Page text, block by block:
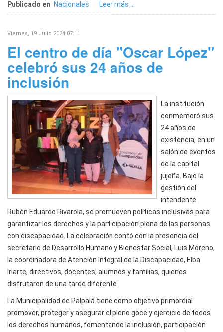
Publicado en Nacionales Leer más ...
Viernes, 19 Julio 2024 07:11
El centro de día "Oscar López"
celebró sus 24 años de
inclusión
La institución
conmemoró sus
24 años de
existencia, en un
salón de eventos
de la capital
jujeña. Bajo la
gestión del
intendente
Rubén Eduardo Rivarola, se promueven políticas inclusivas para
garantizar los derechos y la participación plena de las personas
con discapacidad. La celebración contó con la presencia del
secretario de Desarrollo Humano y Bienestar Social, Luis Moreno,
la coordinadora de Atención Integral de la Discapacidad, Elba
Iriarte, directivos, docentes, alumnos y familias, quienes
disfrutaron de una tarde diferente.
La Municipalidad de Palpalá tiene como objetivo primordial
promover, proteger y asegurar el pleno goce y ejercicio de todos
los derechos humanos, fomentando la inclusión, participación